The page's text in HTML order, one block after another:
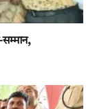
सम्मान,